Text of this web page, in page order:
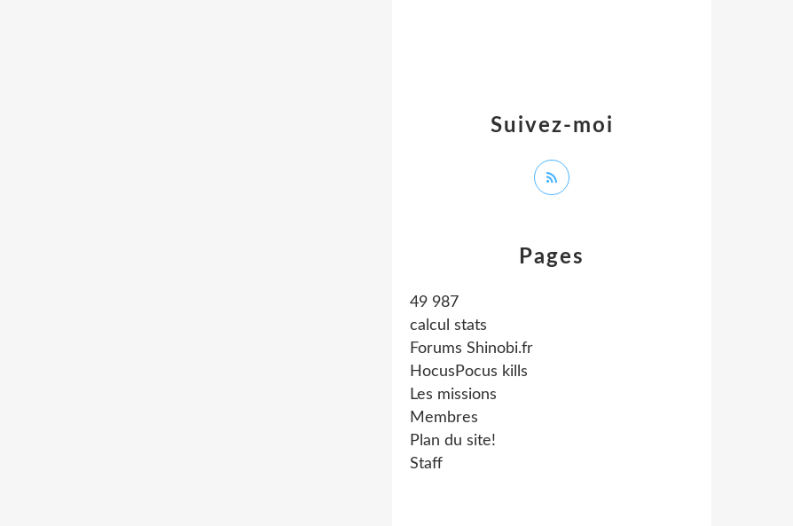
Pages
49 987
calcul stats
Forums Shinobi.fr
HocusPocus kills
Les missions
Membres
Plan du site!
Staff
Suivez-moi